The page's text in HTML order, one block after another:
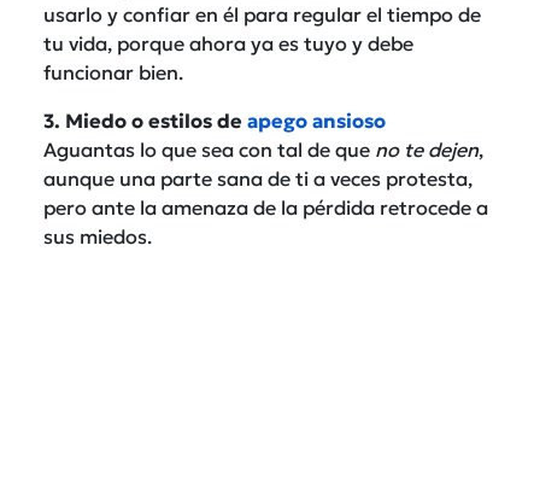
usarlo y confiar en él para regular el tiempo de
tu vida, porque ahora ya es tuyo y debe
funcionar bien.
3. Miedo o estilos de apego ansioso
Aguantas lo que sea con tal de que no te dejen,
aunque una parte sana de ti a veces protesta,
pero ante la amenaza de la pérdida retrocede a
sus miedos.